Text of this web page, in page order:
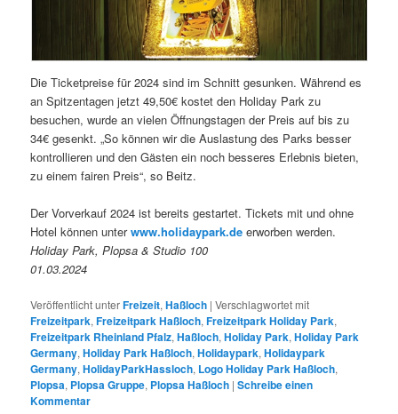
Die Ticketpreise für 2024 sind im Schnitt gesunken. Während es
an Spitzentagen jetzt 49,50€ kostet den Holiday Park zu
besuchen, wurde an vielen Öffnungstagen der Preis auf bis zu
34€ gesenkt. „So können wir die Auslastung des Parks besser
kontrollieren und den Gästen ein noch besseres Erlebnis bieten,
zu einem fairen Preis“, so Beitz.
Der Vorverkauf 2024 ist bereits gestartet. Tickets mit und ohne
Hotel können unterwww.holidaypark.de erworben werden.
Holiday Park, Plopsa & Studio 100
01.03.2024
Veröffentlicht unterFreizeit,Haßloch |Verschlagwortet mit
Freizeitpark,Freizeitpark Haßloch,Freizeitpark Holiday Park,
Freizeitpark Rheinland Pfalz,Haßloch,Holiday Park,Holiday Park
Germany,Holiday Park Haßloch,Holidaypark,Holidaypark
Germany,HolidayParkHassloch, Logo Holiday Park Haßloch,
Plopsa, Plopsa Gruppe, Plopsa Haßloch |Schreibe einen
Kommentar